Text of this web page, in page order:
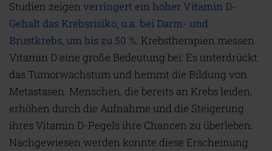
Studien zeigen verringert ein hoher Vitamin D-
Gehalt das Krebsrisiko, u.a. bei Darm- und
Brustkrebs, um bis zu 50 % . Krebstherapien messen
Vitamin D eine große Bedeutung bei: Es unterdrückt
das Tumorwachstum und hemmt die Bildung von
Metastasen. Menschen, die bereits an Krebs leiden,
erhöhen durch die Aufnahme und die Steigerung
ihres Vitamin D-Pegels ihre Chancen zu überleben.
Nachgewiesen werden konnte diese Erscheinung